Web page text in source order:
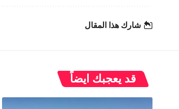
شارك هذا المقال
قد يعجبك ايضاً